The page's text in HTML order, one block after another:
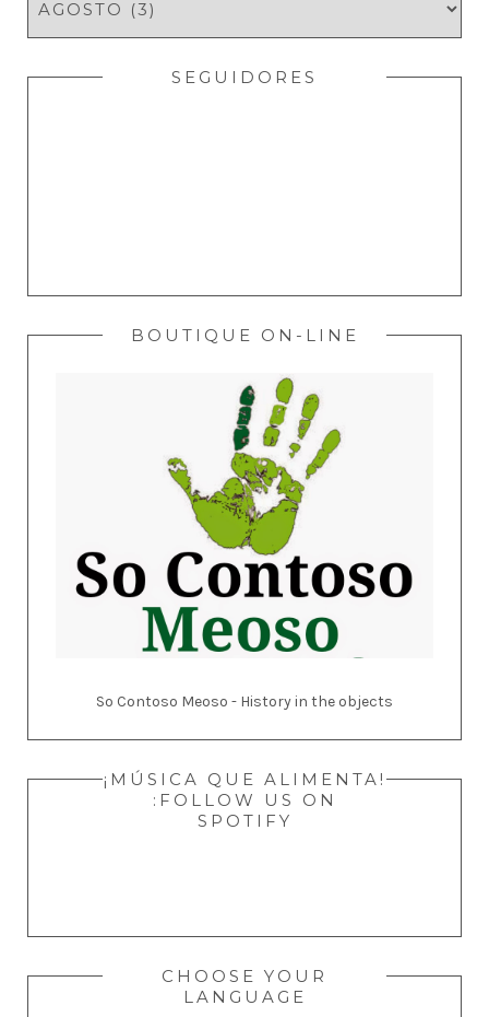
SEGUIDORES
BOUTIQUE ON-LINE
So Contoso Meoso - History in the objects
¡MÚSICA QUE ALIMENTA!
:FOLLOW US ON
SPOTIFY
CHOOSE YOUR
LANGUAGE